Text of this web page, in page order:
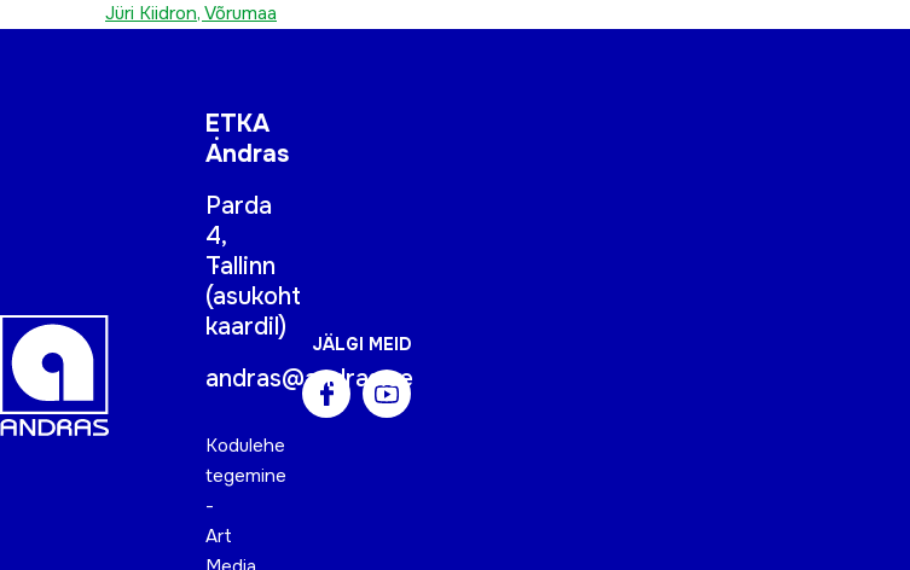
Jüri Kiidron, Võrumaa
ETKA
Andras
Parda
4,
Tallinn
(asukoht
kaardil)
andras@andras.ee
Kodulehe
tegemine
-
Art
JÄLGI MEID